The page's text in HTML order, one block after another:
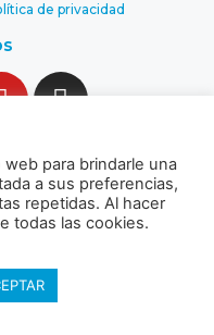
de privacidad
para brindarle una
a sus preferencias,
repetidas. Al hacer
todas las cookies.